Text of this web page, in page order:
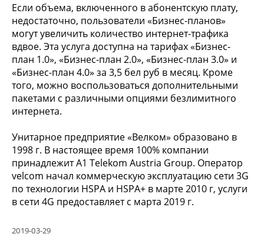
Если объема, включенного в абонентскую плату,
недостаточно, пользователи «Бизнес-планов»
могут увеличить количество интернет-трафика
вдвое. Эта услуга доступна на тарифах «Бизнес-
план 1.0», «Бизнес-план 2.0», «Бизнес-план 3.0» и
«Бизнес-план 4.0» за 3,5 бел руб в месяц. Кроме
того, можно воспользоваться дополнительными
пакетами с различными опциями безлимитного
интернета.
Унитарное предприятие «Велком» образовано в
1998 г. В настоящее время 100% компании
принадлежит А1 Telekom Austria Group. Оператор
velcom начал коммерческую эксплуатацию сети 3G
по технологии HSPA и HSPA+ в марте 2010 г, услуги
в сети 4G предоставляет с марта 2019 г.
2019-03-29